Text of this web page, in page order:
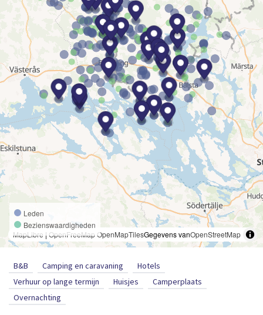
Leden
Bezienswaardigheden
MapLibre | OpenFreeMapOpenMapTilesGegevens vanOpenStreetMap
B&B Camping en caravaning
Hotels
Verhuur op lange termijn
Huisjes
Camperplaats
Overnachting